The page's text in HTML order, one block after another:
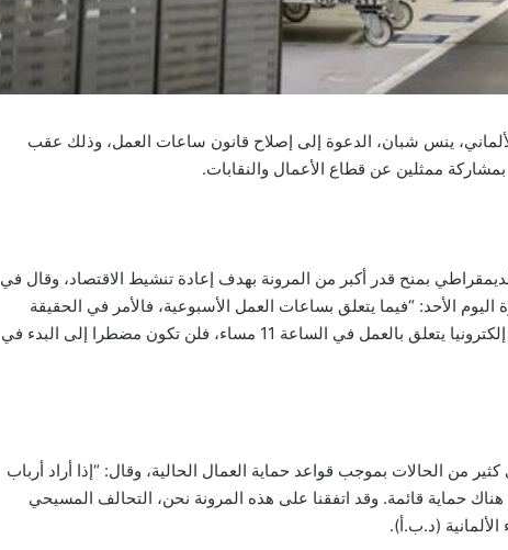
ينس شبان، الدعوة إلى إصلاح قانون ساعات العمل، وذلك عقب
ممثلين عن قطاع الأعمال والنقابات.
بمنح قدر أكبر من المرونة بهدف إعادة تنشيط الاقتصاد، وقال في
اليوم الأحد: “فيما يتعلق بساعات العمل الأسبوعية، فالأمر في الحقيقة
يتعلق بحلول عملية للحياة اليومية. فإذا كتبت بريدا إلكترونيا يتعلق بالعمل في الساعة 11 مساء، فلن تكون مضطرا إلى البدء في
من الحالات بموجب قواعد حماية العمال الحالية، وقال: “إذا أراد أرباب
حماية قائمة. وقد اتفقنا على هذه المرونة نحن، التحالف المسيحي
(د.ب.أ).